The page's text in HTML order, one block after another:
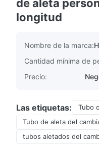
de aleta
longitud
Nombre de la marca:
Cantidad mínima de
Precio:
Las etiquetas:
Tubo
Tubo de aleta del
tubos aletados del